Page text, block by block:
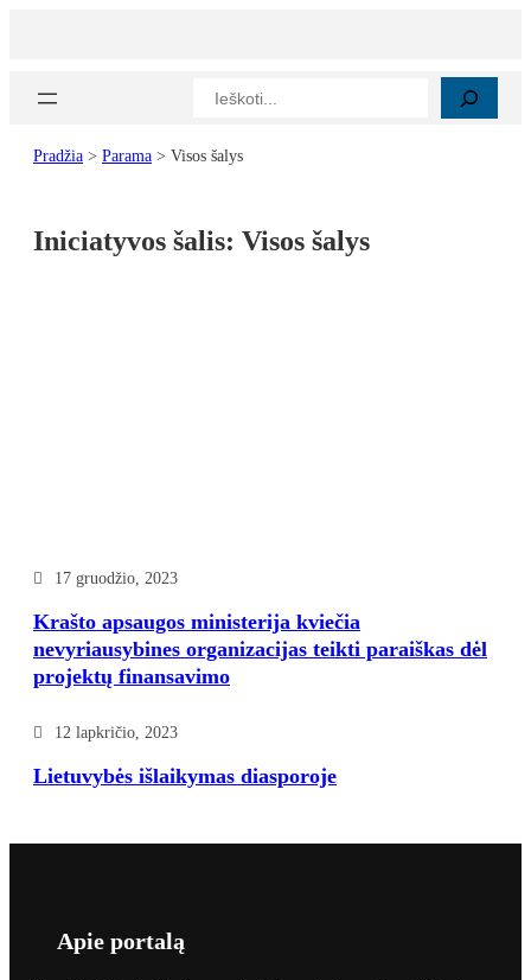
Paieška
Pradžia > Parama > Visos šalys
Iniciatyvos šalis: Visos šalys
17 gruodžio, 2023
Krašto apsaugos ministerija kviečia
nevyriausybines organizacijas teikti paraiškas dėl
projektų finansavimo
12 lapkričio, 2023
Lietuvybės išlaikymas diasporoje
Apie portalą